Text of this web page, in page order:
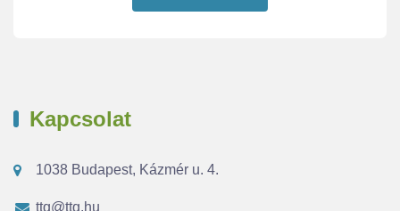
Kapcsolat
1038 Budapest, Kázmér u. 4.
ttq@ttq.hu